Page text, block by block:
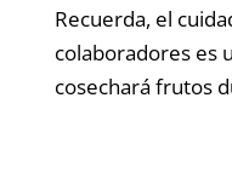
Recuerda, el
colaboradores es
cosechará frutos